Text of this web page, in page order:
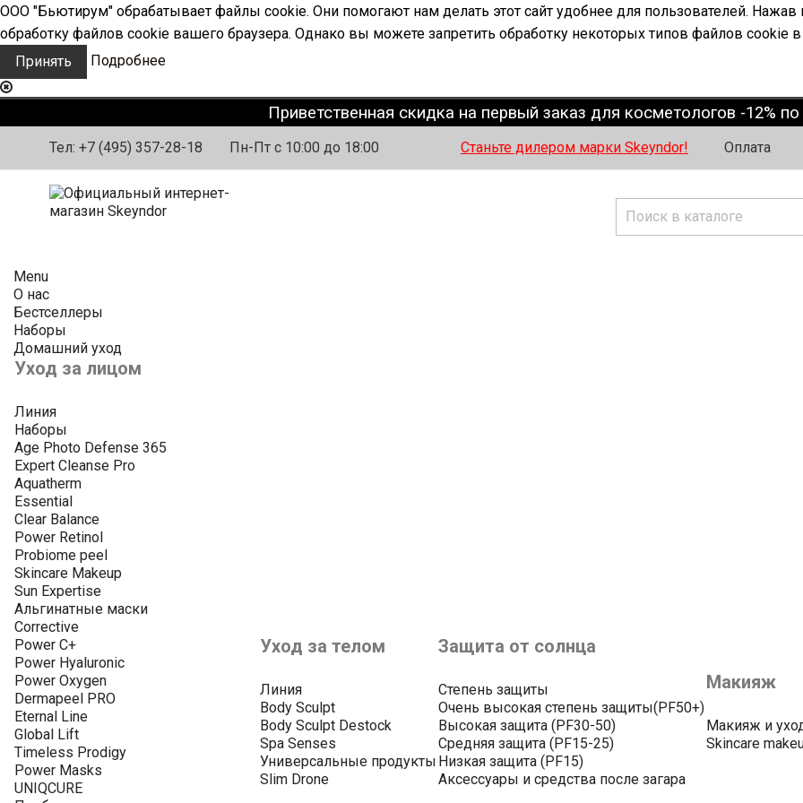
ООО "Бьютирум" обрабатывает файлы cookie. Они помогают нам делать этот сайт удобнее для пользователей.
обработку файлов cookie вашего браузера. Однако вы можете запретить обработку некоторых типов файлов cookie в
Принять
Подробнее
Приветственная скидка на первый заказ для косметологов -12%
Тел: +7 (495) 357-28-18 Пн-Пт с 10:00 до 18:00 Станьте дилером марки Skeyndor! Оплата
Menu
О нас
Бестселлеры
Наборы
Домашний уход
Уход за лицом
Линия
Наборы
Age Photo Defense 365
Expert Cleanse Pro
Aquatherm
Essential
Clear Balance
Power Retinol
Probiome peel
Skincare Makeup
Sun Expertise
Альгинатные маски
Corrective
Power C+
Power Hyaluronic
Power Oxygen
Dermapeel PRO
Eternal Line
Global Lift
Timeless Prodigy
Power Masks
UNIQCURE
Уход за телом
Линия
Body Sculpt
Body Sculpt Destock
Spa Senses
Универсальные продукты
Slim Drone
Защита от солнца
Степень защиты
Очень высокая степень защиты(PF50+)
Высокая защита (PF30-50)
Средняя защита (PF15-25)
Низкая защита (PF15)
Аксессуары и средства после загара
Макияж
Макияж и
Skincare